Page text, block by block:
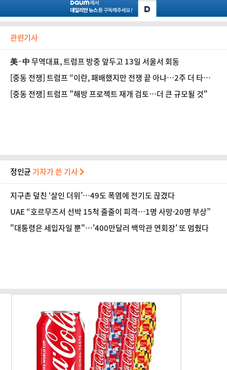
관련기사
美·中 무역대표, 트럼프 방중 앞두고 13일 서울서 회동
[중동 전쟁] 트럼프 “이란, 패배했지만 전쟁 끝 아냐…2주 더 타격
가능”
[중동 전쟁] 트럼프 "해방 프로젝트 재개 검토…더 큰 규모될 것"
정인균 기자가 쓴 기사
지구촌 덮친 ‘살인 더위’…49도 폭염에 전기도 끊겼다
UAE “호르무즈서 선박 15척 줄줄이 피격…1명 사망·20명 부상”
"대통령은 세입자일 뿐"…'400만달러 백악관 연회장' 또 멈췄다